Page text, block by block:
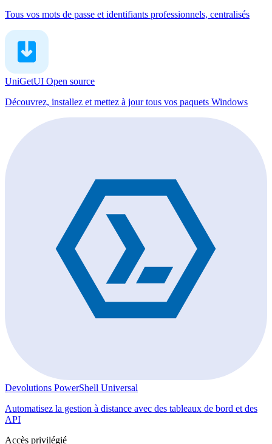
Tous vos mots de passe et identifiants professionnels, centralisés
UniGetUI Open source
Découvrez, installez et mettez à jour tous vos paquets Windows
Devolutions PowerShell Universal
Automatisez la gestion à distance avec des tableaux de bord et des
API
Accès privilégié